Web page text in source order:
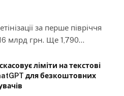
за перше півріччя
млрд грн. Ще 1,790…
ліміти на текстові
для безкоштовних